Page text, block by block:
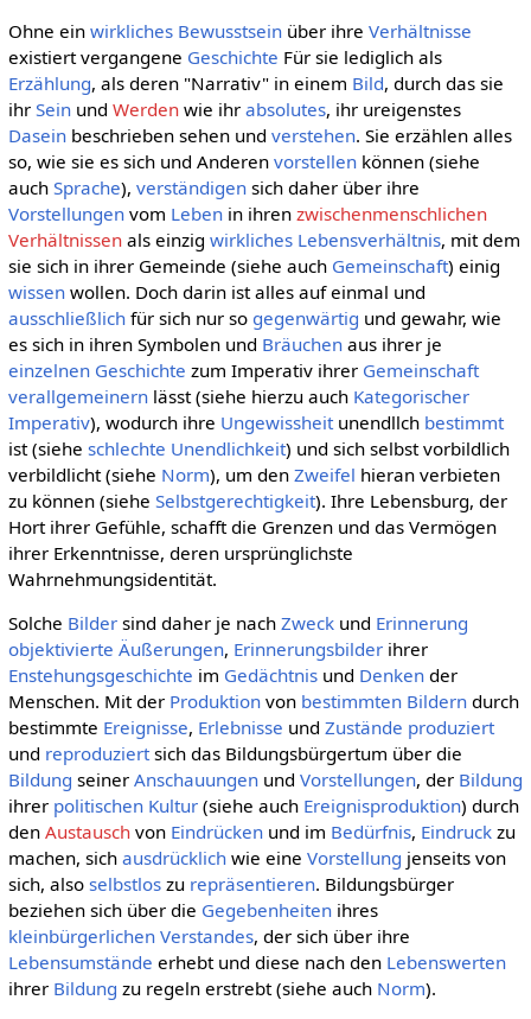
Ohne ein wirkliches Bewusstseinüber ihre Verhältnisse
existiert vergangene Geschichte Für sie lediglich als
Erzählung, als deren "Narrativ" in einem Bild, durch das sie
ihr Seinund Werdenwie ihr absolutes, ihr ureigenstes
Daseinbeschrieben sehen und verstehen. Sie erzählen alles
so, wie sie es sich und Anderen vorstellenkönnen (siehe
auch Sprache), verständigensich daher über ihre
Vorstellungenvom Lebenin ihren zwischenmenschlichen
Verhältnissenals einzig wirkliches Lebensverhältnis, mit dem
sie sich in ihrer Gemeinde (siehe auch Gemeinschaft) einig
wissenwollen. Doch darin ist alles auf einmal und
ausschließlichfür sich nur so gegenwärtig und gewahr, wie
es sich in ihren Symbolen und Bräuchenaus ihrer je
einzelnen Geschichte zum Imperativ ihrer Gemeinschaft
verallgemeinernlässt (siehe hierzu auch Kategorischer
Imperativ), wodurch ihre Ungewissheitunendllch bestimmt
ist (siehe schlechte Unendlichkeit) und sich selbst vorbildlich
verbildlicht (siehe Norm), um den Zweifel hieran verbieten
zu können (siehe Selbstgerechtigkeit). Ihre Lebensburg, der
Hort ihrer Gefühle, schafft die Grenzen und das Vermögen
ihrer Erkenntnisse, deren ursprünglichste
Wahrnehmungsidentität.
Solche Bildersind daher je nach Zweckund Erinnerung
objektivierte Äußerungen, Erinnerungsbilderihrer
Enstehungsgeschichte im Gedächtnisund Denkender
Menschen. Mit der Produktionvon bestimmten Bilderndurch
bestimmte Ereignisse, Erlebnisse und Zustände produziert
und reproduziertsich das Bildungsbürgertum über die
Bildung seiner Anschauungenund Vorstellungen, der Bildung
ihrer politischen Kultur(siehe auch Ereignisproduktion) durch
den Austauschvon Eindrückenund im Bedürfnis, Eindruckzu
machen, sich ausdrücklichwie eine Vorstellung jenseits von
sich, also selbstloszu repräsentieren. Bildungsbürger
beziehen sich über die Gegebenheitenihres
kleinbürgerlichen Verstandes, der sich über ihre
Lebensumstände erhebt und diese nach den Lebenswerten
ihrer Bildung zu regeln erstrebt (siehe auch Norm).